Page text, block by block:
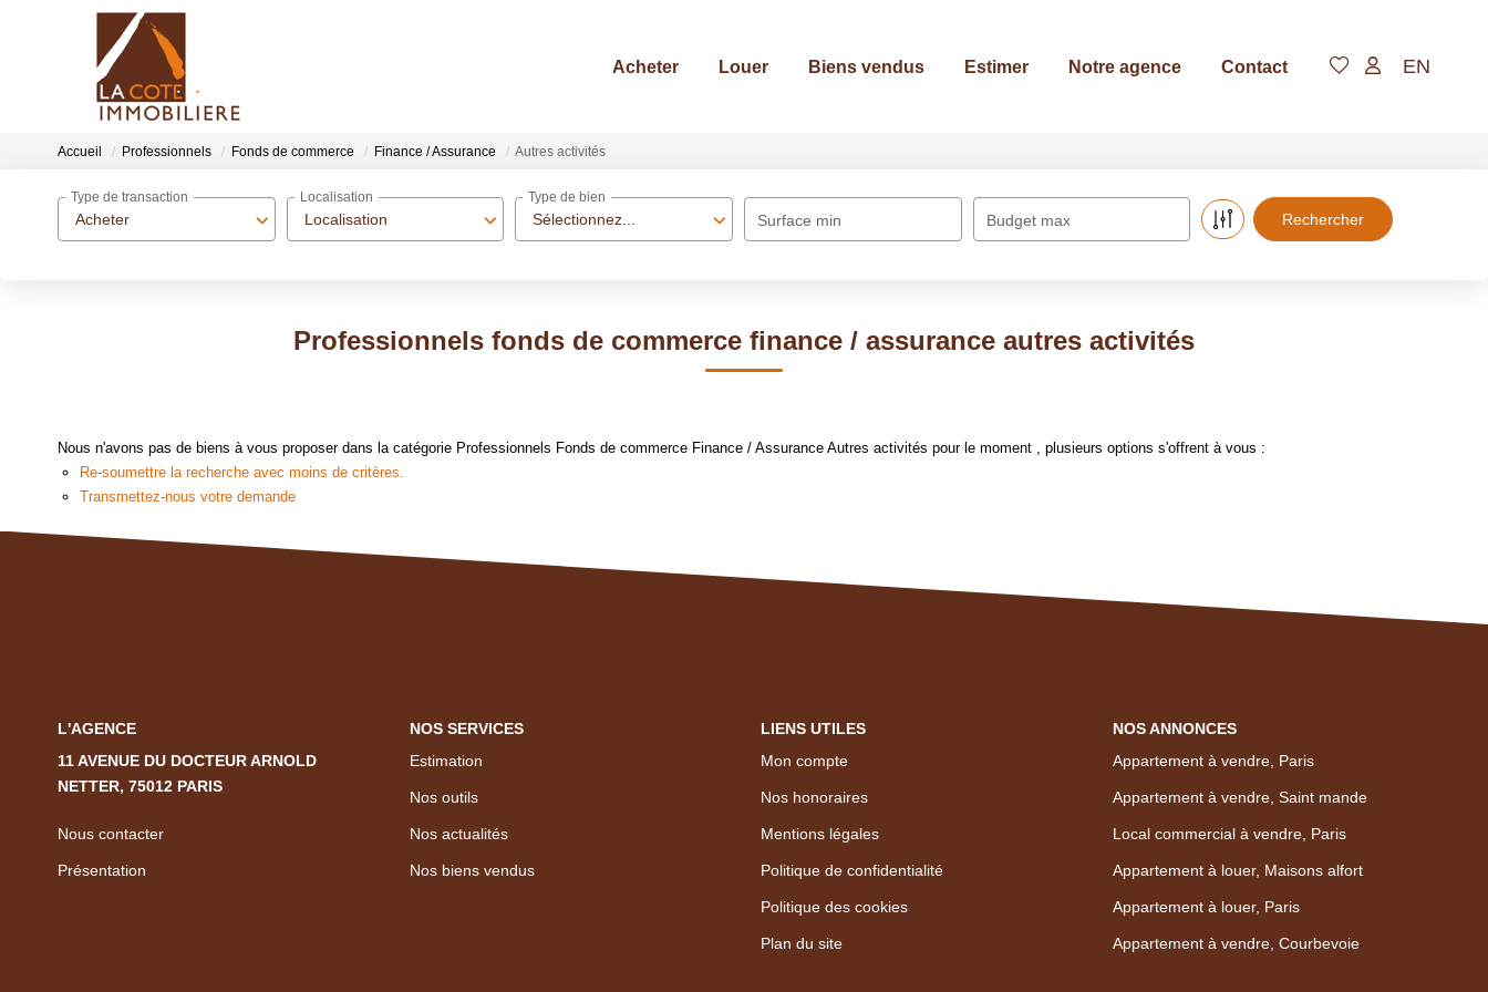
Acheter Louer Biens vendus Estimer Notre agence Contact EN
Accueil Professionnels Fonds de commerce Finance / Assurance Autres activités
Acheter
Type de transaction
Localisation
Localisation
Sélectionnez...
Type de bien
Surface min Budget max
Professionnels fonds de commerce finance / assurance autres activités
Nous n'avons pas de biens à vous proposer dans la catégorie Professionnels Fonds de commerce Finance / Assurance Autres activités pour le moment , plusieurs options s'offrent à vous :
Re-soumettre la recherche avec moins de critères.
Transmettez-nous votre demande
L'AGENCE
11 AVENUE DU DOCTEUR ARNOLD
NETTER, 75012 PARIS
Nous contacter
Présentation
NOS SERVICES
Estimation
Nos outils
Nos actualités
Nos biens vendus
LIENS UTILES
Mon compte
Nos honoraires
Mentions légales
Politique de confidentialité
Politique des cookies
Plan du site
NOS ANNONCES
Appartement à vendre, Paris
Appartement à vendre, Saint mande
Local commercial à vendre, Paris
Appartement à louer, Maisons alfort
Appartement à louer, Paris
Appartement à vendre, Courbevoie